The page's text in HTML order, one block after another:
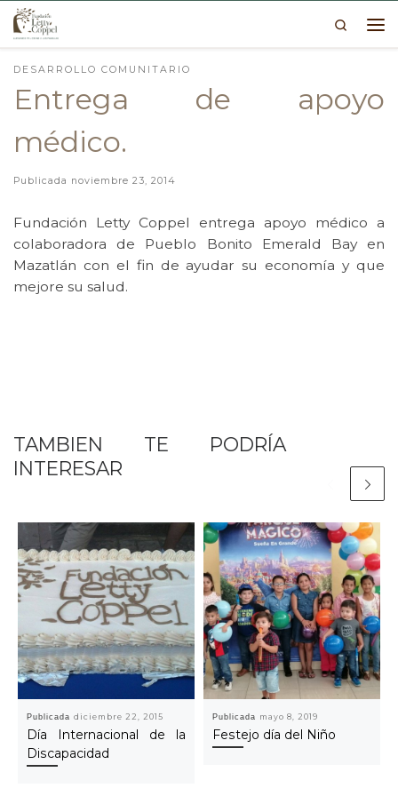
Skip to content
Search
DESARROLLO COMUNITARIO
Entrega de apoyo
médico.
Publicada noviembre 23, 2014
Fundación Letty Coppel entrega apoyo médico a
colaboradora de Pueblo Bonito Emerald Bay en
Mazatlán con el fin de ayudar su economía y que
mejore su salud.
TAMBIEN TE PODRÍA
INTERESAR
Publicadadiciembre 22, 2015
Día Internacional de la
Discapacidad
Publicada mayo 8, 2019
Festejo día del Niño